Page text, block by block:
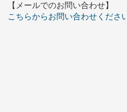
【メールでのお問い合わせ】
こちらからお問い合わせくださ